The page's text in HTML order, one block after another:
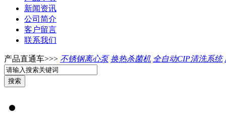
新闻资讯
公司简介
客户留言
联系我们
产品直通车>>> 不锈钢离心泵 换热杀菌机 全自动CIP清洗系统